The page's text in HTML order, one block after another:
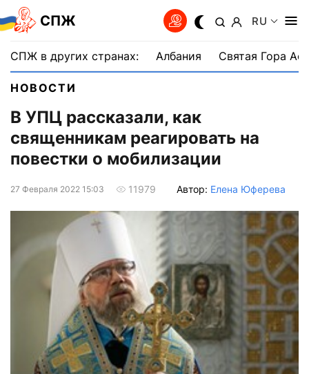
СПЖ RU
СПЖ в других странах: Албания Святая Гора
НОВОСТИ
В УПЦ рассказали, как
священникам реагировать на
повестки о мобилизации
27 Февраля 2022 15:03 11979 Автор: Елена Юферева